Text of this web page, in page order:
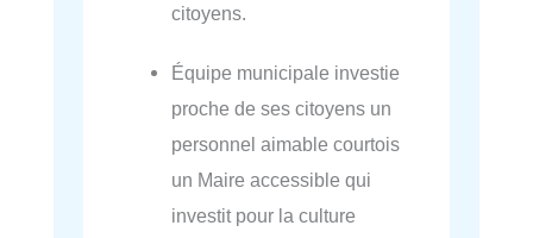
citoyens.
Équipe municipale investie
proche de ses citoyens un
personnel aimable courtois
un Maire accessible qui
investit pour la culture